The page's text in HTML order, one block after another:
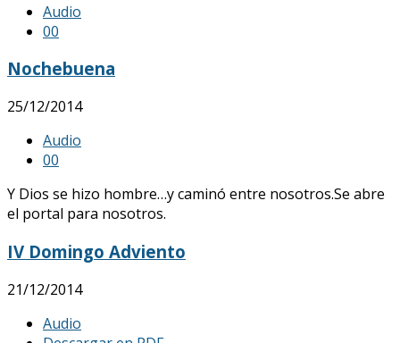
Audio
00
Nochebuena
25/12/2014
Audio
00
Y Dios se hizo hombre…y caminó entre nosotros.Se abre
el portal para nosotros.
IV Domingo Adviento
21/12/2014
Audio